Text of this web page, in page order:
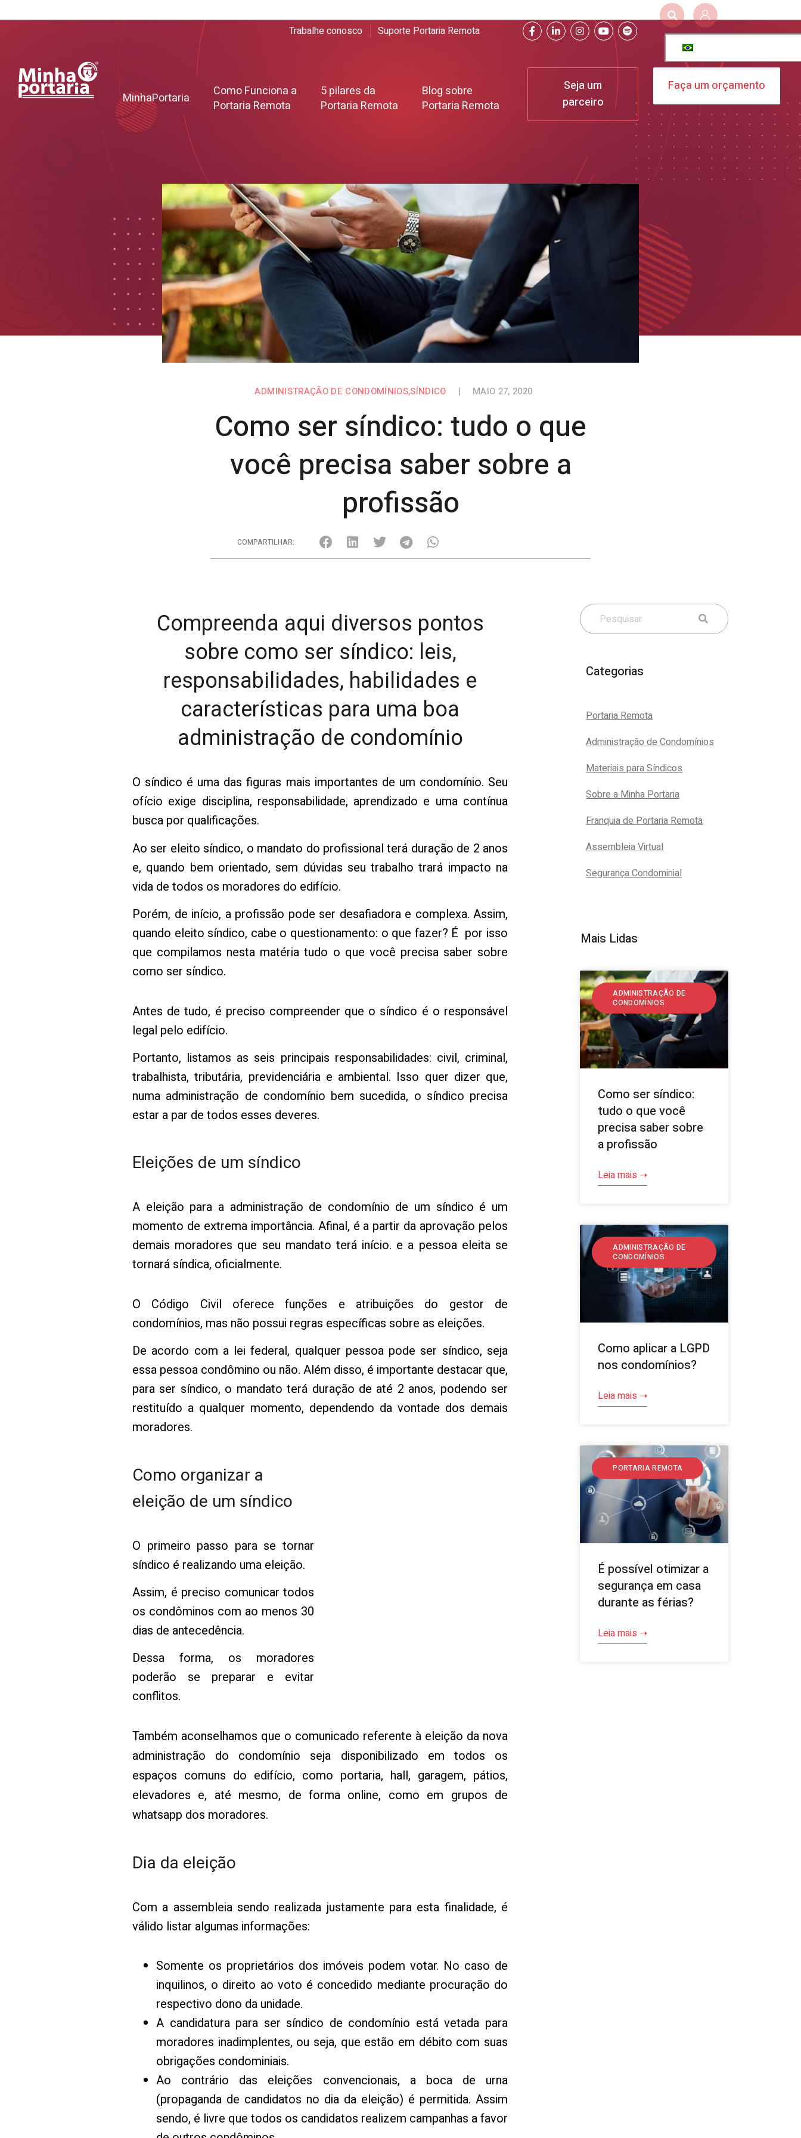
Trabalhe conosco Suporte Portaria Remota
MinhaPortaria
Como Funciona a
Portaria Remota
5 pilares da
Portaria Remota
Blog sobre
Portaria Remota
Seja um
parceiro
Faça um orçamento
ADMINISTRAÇÃO DE CONDOMÍNIOS,SÍNDICO | MAIO 27, 2020
Como ser síndico: tudo o que
você precisa saber sobre a
profissão
COMPARTILHAR:
Compreenda aqui diversos pontos
sobre como ser síndico: leis,
responsabilidades, habilidades e
características para uma boa
administração de condomínio
O síndico é uma das figuras mais importantes de um condomínio. Seu
ofício exige disciplina, responsabilidade, aprendizado e uma contínua
busca por qualificações.
Ao ser eleito síndico, o mandato do profissional terá duração de 2 anos
e, quando bem orientado, sem dúvidas seu trabalho trará impacto na
vida de todos os moradores do edifício.
Porém, de início, a profissão pode ser desafiadora e complexa. Assim,
quando eleito síndico, cabe o questionamento: o que fazer? É por isso
que compilamos nesta matéria tudo o que você precisa saber sobre
como ser síndico.
Antes de tudo, é preciso compreender que o síndico é o responsável
legal pelo edifício.
Portanto, listamos as seis principais responsabilidades: civil, criminal,
trabalhista, tributária, previdenciária e ambiental. Isso quer dizer que,
numa administração de condomínio bem sucedida, o síndico precisa
estar a par de todos esses deveres.
Eleições de um síndico
A eleição para a administração de condomínio de um síndico é um
momento de extrema importância. Afinal, é a partir da aprovação pelos
demais moradores que seu mandato terá início. e a pessoa eleita se
tornará síndica, oficialmente.
O Código Civil oferece funções e atribuições do gestor de
condomínios, mas não possui regras específicas sobre as eleições.
De acordo com a lei federal, qualquer pessoa pode ser síndico, seja
essa pessoa condômino ou não. Além disso, é importante destacar que,
para ser síndico, o mandato terá duração de até 2 anos, podendo ser
restituído a qualquer momento, dependendo da vontade dos demais
moradores.
Como organizar a
eleição de um síndico
O primeiro passo para se tornar
síndico é realizando uma eleição.
Assim, é preciso comunicar todos
os condôminos com ao menos 30
dias de antecedência.
Dessa forma, os moradores
poderão se preparar e evitar
conflitos.
Também aconselhamos que o comunicado referente à eleição da nova
administração do condomínio seja disponibilizado em todos os
espaços comuns do edifício, como portaria, hall, garagem, pátios,
elevadores e, até mesmo, de forma online, como em grupos de
whatsapp dos moradores.
Dia da eleição
Com a assembleia sendo realizada justamente para esta finalidade, é
válido listar algumas informações:
Somente os proprietários dos imóveis podem votar. No caso de
inquilinos, o direito ao voto é concedido mediante procuração do
respectivo dono da unidade.
A candidatura para ser síndico de condomínio está vetada para
moradores inadimplentes, ou seja, que estão em débito com suas
obrigações condominiais.
Ao contrário das eleições convencionais, a boca de urna
(propaganda de candidatos no dia da eleição) é permitida. Assim
sendo, é livre que todos os candidatos realizem campanhas a favor
Categorias
Portaria Remota
Administração de Condomínios
Materiais para Síndicos
Sobre a Minha Portaria
Franquia de Portaria Remota
Assembleia Virtual
Segurança Condominial
Mais Lidas
ADMINISTRAÇÃO DE
CONDOMÍNIOS
Como ser síndico:
tudo o que você
precisa saber sobre
a profissão
Leia mais ➝
ADMINISTRAÇÃO DE
CONDOMÍNIOS
Como aplicar a LGPD
nos condomínios?
Leia mais ➝
PORTARIA REMOTA
É possível otimizar a
segurança em casa
durante as férias?
Leia mais ➝